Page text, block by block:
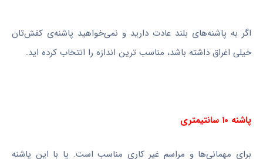
اگر به پاشنه‌های بلند عادت دارید و نمی‌خواهید پاشنه‌ی کفش‌تان
خیلی اغراق داشته باشد، مناسب ترین اندازه را انتخاب کرده اید.
پاشنه ۱۰ سانتیمتری
برای مهمانی‌ها و مراسم غیر کاری مناسب است. پا با این پاشنه